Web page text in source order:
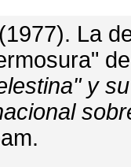
La
y